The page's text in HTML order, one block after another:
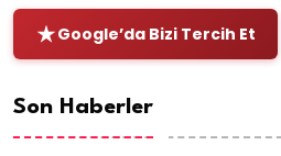
Google’da Bizi Tercih Et
Son Haberler